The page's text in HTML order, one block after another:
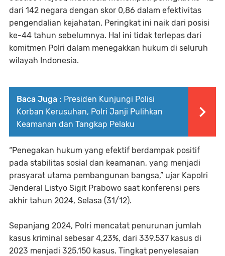
dari 142 negara dengan skor 0,86 dalam efektivitas
pengendalian kejahatan. Peringkat ini naik dari posisi
ke-44 tahun sebelumnya. Hal ini tidak terlepas dari
komitmen Polri dalam menegakkan hukum di seluruh
wilayah Indonesia.
Baca Juga : Presiden Kunjungi Polisi
Korban Kerusuhan, Polri Janji Pulihkan
Keamanan dan Tangkap Pelaku
“Penegakan hukum yang efektif berdampak positif
pada stabilitas sosial dan keamanan, yang menjadi
prasyarat utama pembangunan bangsa,” ujar Kapolri
Jenderal Listyo Sigit Prabowo saat konferensi pers
akhir tahun 2024, Selasa (31/12).
Sepanjang 2024, Polri mencatat penurunan jumlah
kasus kriminal sebesar 4,23%, dari 339.537 kasus di
2023 menjadi 325.150 kasus. Tingkat penyelesaian